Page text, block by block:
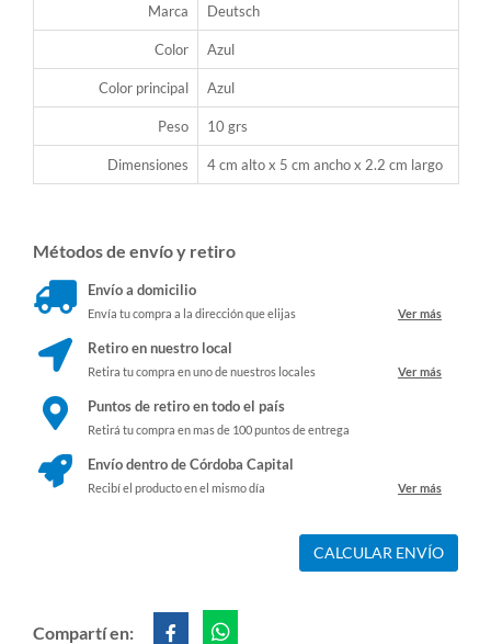
Marca Deutsch
Color Azul
Color principal Azul
Peso 10 grs
Dimensiones 4 cm alto x 5 cm ancho x 2.2 cm largo
Métodos de envío y retiro
Envío a domicilio
Envía tu compra a la dirección que elijas Ver más
Retiro en nuestro local
Retira tu compra en uno de nuestros locales Ver más
Puntos de retiro en todo el país
Retirá tu compra en mas de 100 puntos de entrega
Envío dentro de Córdoba Capital
Recibí el producto en el mismo día Ver más
CALCULAR ENVÍO
Compartí en: